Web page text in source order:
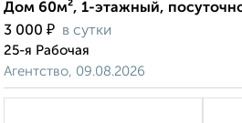
Дом 60м², 1-этажный,
3 000 ₽ в сутки
25-я Рабочая
Агентство, 09.08.2026